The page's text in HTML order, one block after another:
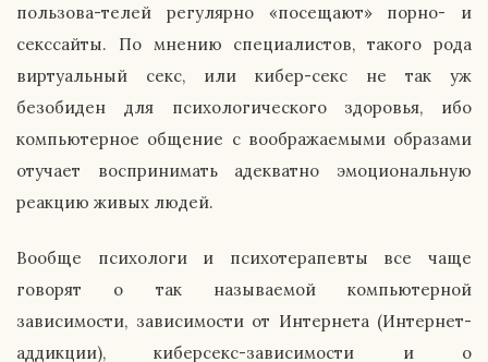
пользова-телей регулярно «посещают» порно- и
секссайты. По мнению специалистов, такого рода
виртуальный секс, или кибер-секс не так уж
безобиден для психологического здоровья, ибо
компьютерное общение с воображаемыми образами
отучает воспринимать адекватно эмоциональную
реакцию живых людей.
Вообще психологи и психотерапевты все чаще
говорят о так называемой компьютерной
зависимости, зависимости от Интернета (Интернет-
аддикции), киберсекс-зависимости и о